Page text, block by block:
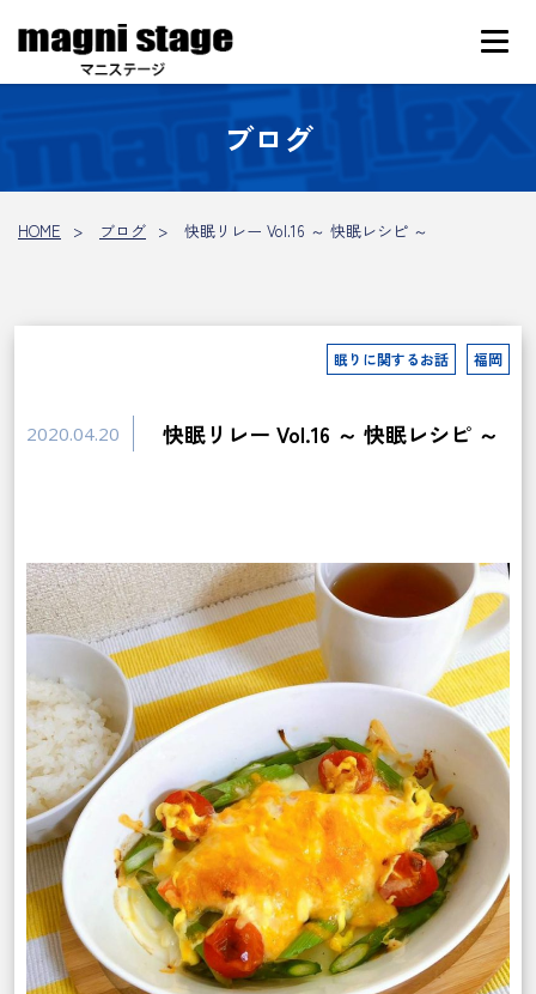
ブログ
HOME ブログ 快眠リレー Vol.16 ～ 快眠レシピ ～
眠りに関するお話 福岡
2020.04.20 快眠リレー Vol.16 ～ 快眠レシピ ～